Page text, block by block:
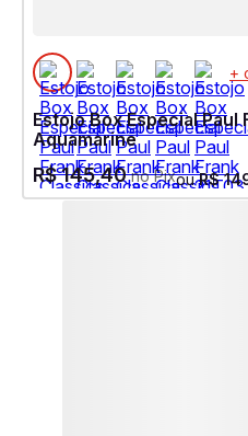
+
Estojo Box Especial
Aquamarine
R$145,40no PixouR$